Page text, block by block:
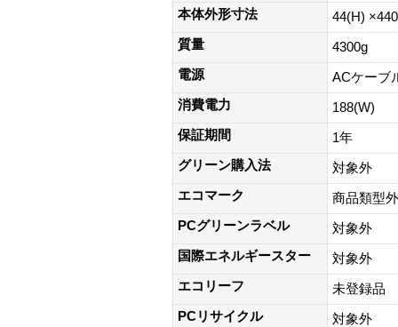
本体外形寸法
44(H)
質量
4300g
電源
ACケーブ
消費電力
188(W)
保証期間
1年
グリーン購入法
対象外
エコマーク
商品類型外
PCグリーンラベル
対象外
国際エネルギースター
対象外
エコリーフ
未登録品
PCリサイクル
対象外